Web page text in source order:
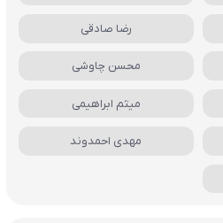
رضا صادقی
محسن چاوشی
میثم ابراهیمی
مهدی احمدوند